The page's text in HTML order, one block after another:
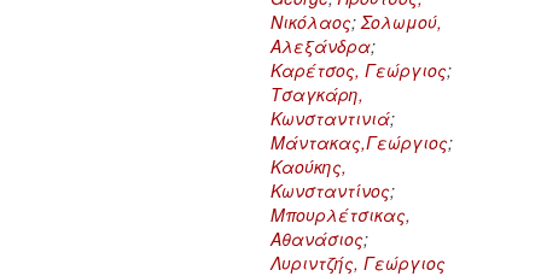
Νικόλαος; Σολωμού,
Αλεξάνδρα;
Καρέτσος, Γεώργιος;
Τσαγκάρη,
Κωνσταντινιά;
Μάντακας,Γεώργιος;
Καούκης,
Κωνσταντίνος;
Μπουρλέτσικας,
Αθανάσιος;
Λυριντζής, Γεώργιος